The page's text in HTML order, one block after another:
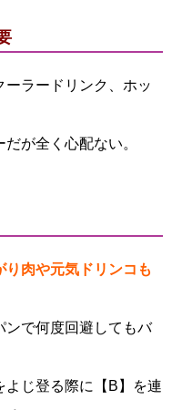
ラードリンク、ホッ
が全く心配ない。
り肉や元気ドリンコも
ンで何度回避してもバ
よじ登る際に【B】を連